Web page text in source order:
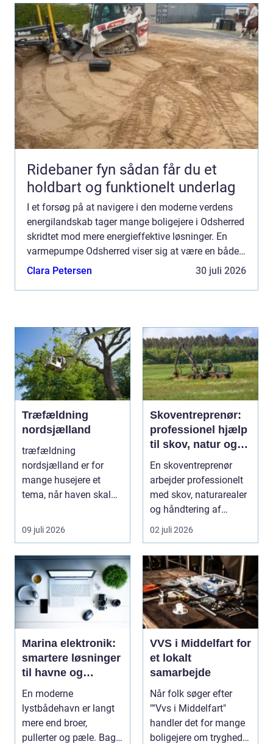
Ridebaner fyn sådan får du et
holdbart og funktionelt underlag
I et forsøg på at navigere i den moderne verdens
energilandskab tager mange boligejere i Odsherred
skridtet mod mere energieffektive løsninger. En
varmepumpe Odsherred viser sig at være en både
effektiv og bæredy...
Clara Petersen 30 juli 2026
Træfældning
nordsjælland
træfældning
nordsjælland er for
mange husejere et
tema, når haven skal
skal ...
09 juli 2026
Skoventreprenør:
professionel hjælp
til skov, natur og
træopgaver
En skoventreprenør
arbejder professionelt
med skov, naturarealer
og håndtering af
tr&ae...
02 juli 2026
Marina elektronik:
smartere løsninger
til havne og
bådejere
En moderne
lystbådehavn er langt
mere end broer,
pullerter og pæle. Bag
VVS i Middelfart for
et lokalt
samarbejde
Når folk søger efter
""Vvs i Middelfart"
handler det for mange
boligejere om tryghed i